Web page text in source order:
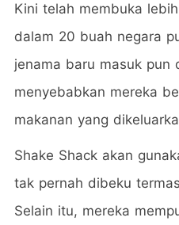
Kini telah membuka
dalam 20 buah negara
jenama baru masuk pun
menyebabkan mereka
makanan yang
Shake Shack akan
tak pernah dibeku
Selain itu, mereka